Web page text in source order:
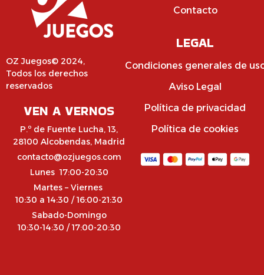
OZ Juegos© 2024,
Todos los derechos
reservados
VEN A VERNOS
P.º de Fuente Lucha, 13,
28100 Alcobendas, Madrid
contacto@ozjuegos.com
Lunes 17:00-20:30
Martes – Viernes
10:30 a 14:30 / 16:00-21:30
Sabado-Domingo
10:30-14:30 / 17:00-20:30
Contacto
LEGAL
Condiciones generales de
Aviso Legal
Política de privacidad
Política de cookies